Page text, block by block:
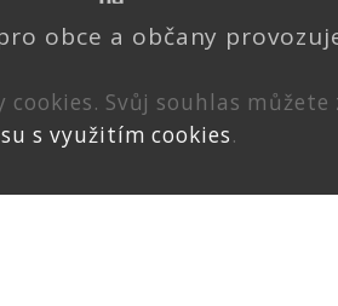
obce a občany
cookies. Svůj souhlas
s využitím cookies.